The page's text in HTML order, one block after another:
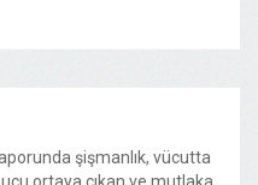
şişmanlık, vücutta
ortaya çıkan ve mutlaka